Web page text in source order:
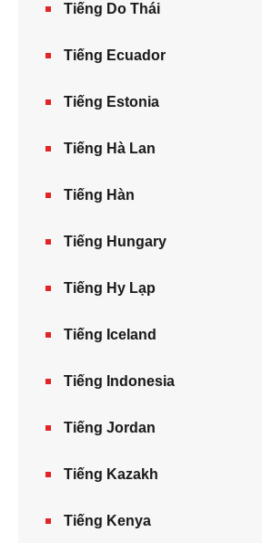
Tiếng Do Thái
Tiếng Ecuador
Tiếng Estonia
Tiếng Hà Lan
Tiếng Hàn
Tiếng Hungary
Tiếng Hy Lạp
Tiếng Iceland
Tiếng Indonesia
Tiếng Jordan
Tiếng Kazakh‎
Tiếng Kenya